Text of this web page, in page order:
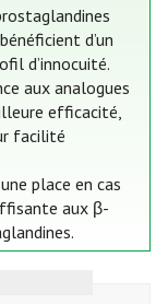
d’un
d’innocuité.
aux analogues
efficacité,
facilité
place en cas
aux β-